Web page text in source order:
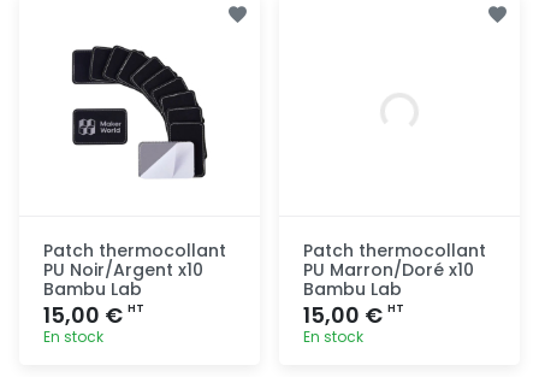
Patch thermocollant
PU Noir/Argent x10
Bambu Lab
15,00 € HT
En stock
Patch thermocollant
PU Marron/Doré x10
Bambu Lab
15,00 € HT
En stock